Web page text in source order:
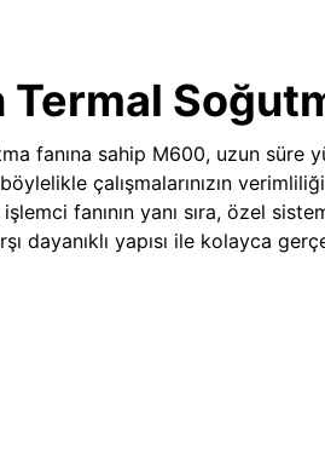
Termal
fanına sahip M600, uzun süre
çalışmalarınızın
fanının yanı sıra, özel
dayanıklı yapısı ile kolayca